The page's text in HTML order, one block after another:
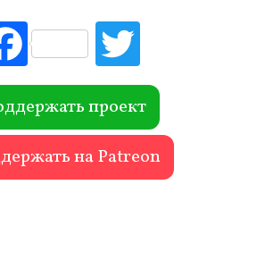
Fac
ebo
ok r
проект
на Patreon